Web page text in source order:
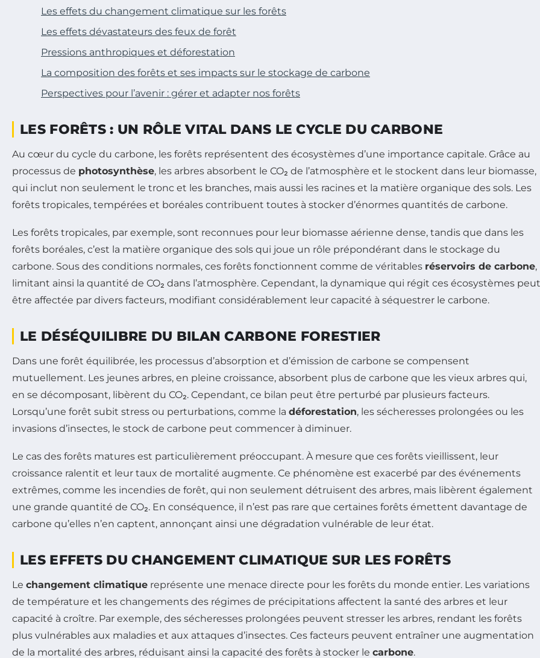
Les effets du changement climatique sur les forêts
Les effets dévastateurs des feux de forêt
Pressions anthropiques et déforestation
La composition des forêts et ses impacts sur le stockage de carbone
Perspectives pour l’avenir : gérer et adapter nos forêts
LES FORÊTS : UN RÔLE VITAL DANS LE CYCLE DU CARBONE
Au cœur du cycle du carbone, les forêts représentent des écosystèmes d’une importance capitale. Grâce au
processus de photosynthèse, les arbres absorbent le CO₂ de l’atmosphère et le stockent dans leur biomasse,
qui inclut non seulement le tronc et les branches, mais aussi les racines et la matière organique des sols. Les
forêts tropicales, tempérées et boréales contribuent toutes à stocker d’énormes quantités de carbone.
Les forêts tropicales, par exemple, sont reconnues pour leur biomasse aérienne dense, tandis que dans les
forêts boréales, c’est la matière organique des sols qui joue un rôle prépondérant dans le stockage du
carbone. Sous des conditions normales, ces forêts fonctionnent comme de véritables réservoirs de carbone,
limitant ainsi la quantité de CO₂ dans l’atmosphère. Cependant, la dynamique qui régit ces écosystèmes peut
être affectée par divers facteurs, modifiant considérablement leur capacité à séquestrer le carbone.
LE DÉSÉQUILIBRE DU BILAN CARBONE FORESTIER
Dans une forêt équilibrée, les processus d’absorption et d’émission de carbone se compensent
mutuellement. Les jeunes arbres, en pleine croissance, absorbent plus de carbone que les vieux arbres qui,
en se décomposant, libèrent du CO₂. Cependant, ce bilan peut être perturbé par plusieurs facteurs.
Lorsqu’une forêt subit stress ou perturbations, comme la déforestation, les sécheresses prolongées ou les
invasions d’insectes, le stock de carbone peut commencer à diminuer.
Le cas des forêts matures est particulièrement préoccupant. À mesure que ces forêts vieillissent, leur
croissance ralentit et leur taux de mortalité augmente. Ce phénomène est exacerbé par des événements
extrêmes, comme les incendies de forêt, qui non seulement détruisent des arbres, mais libèrent également
une grande quantité de CO₂. En conséquence, il n’est pas rare que certaines forêts émettent davantage de
carbone qu’elles n’en captent, annonçant ainsi une dégradation vulnérable de leur état.
LES EFFETS DU CHANGEMENT CLIMATIQUE SUR LES FORÊTS
Le changement climatique représente une menace directe pour les forêts du monde entier. Les variations
de température et les changements des régimes de précipitations affectent la santé des arbres et leur
capacité à croître. Par exemple, des sécheresses prolongées peuvent stresser les arbres, rendant les forêts
plus vulnérables aux maladies et aux attaques d’insectes. Ces facteurs peuvent entraîner une augmentation
de la mortalité des arbres, réduisant ainsi la capacité des forêts à stocker le carbone.